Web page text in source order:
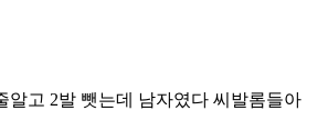
알고 2발 뺏는데 남자였다 씨발롬들아